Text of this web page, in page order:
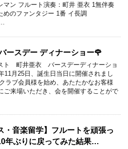
マン フルート演奏：町井 亜衣 1無伴奏
めのファンタジー 1番 イ長調
ースデー ディナーショー🌹
ト 町井亜衣 バースデーディナーショ
11月25日、誕生日当日に開催されまし
ラブ会員様を始め、あたたかなお客様
ご来場いただき、会を開催することがで
・音楽留学】フルートを頑張っ
年ぶりに戻ってみた結果…